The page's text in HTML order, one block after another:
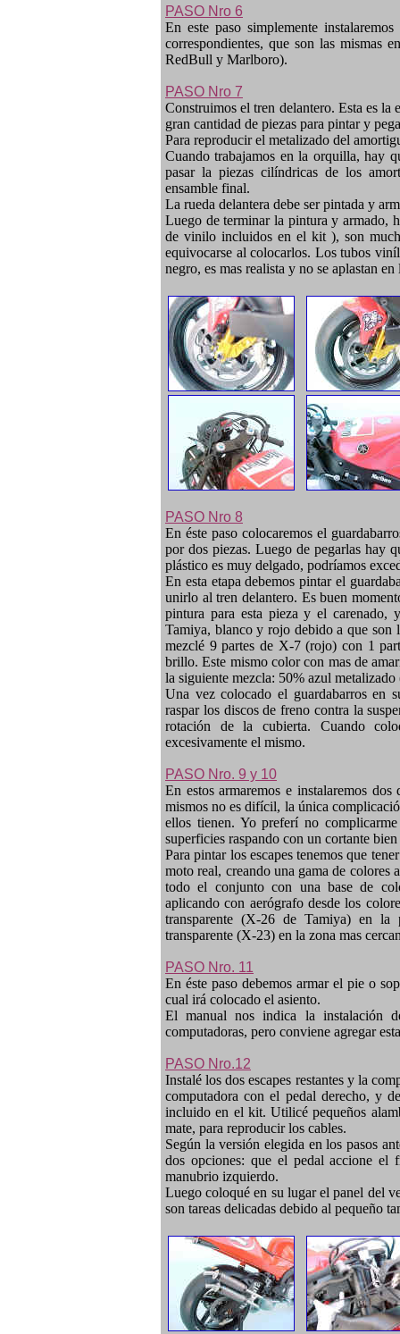
PASO Nro 6
En este paso simplemente
correspondientes, que son las mismas
RedBull y Marlboro).
PASO Nro 7
Construimos el tren delantero. Esta es
gran cantidad de piezas para pintar y
Para reproducir el metalizado del
Cuando trabajamos en la orquilla, hay
pasar la piezas cilíndricas de los
ensamble final.
La rueda delantera debe ser pintada y
Luego de terminar la pintura y armado,
de vinilo incluidos en el kit ), son
equivocarse al colocarlos. Los tubos
negro, es mas realista y no se aplastan en
PASO Nro 8
En éste paso colocaremos el
por dos piezas. Luego de pegarlas hay
plástico es muy delgado, podríamos
En esta etapa debemos pintar el
unirlo al tren delantero. Es buen
pintura para esta pieza y el carenado,
Tamiya, blanco y rojo debido a que son
mezclé 9 partes de X-7 (rojo) con 1
brillo. Este mismo color con mas de
la siguiente mezcla: 50% azul
Una vez colocado el guardabarros en
raspar los discos de freno contra la
rotación de la cubierta. Cuando
excesivamente el mismo.
PASO Nro. 9 y 10
En estos armaremos e instalaremos
mismos no es difícil, la única
ellos tienen. Yo preferí no
superficies raspando con un cortante
Para pintar los escapes tenemos que
moto real, creando una gama de colores
todo el conjunto con una base de
aplicando con aerógrafo desde los
transparente (X-26 de Tamiya) en
transparente (X-23) en la zona mas
PASO Nro. 11
En éste paso debemos armar el pie o
cual irá colocado el asiento.
El manual nos indica la instalación
computadoras, pero conviene agregar
PASO Nro.12
Instalé los dos escapes restantes y la
computadora con el pedal derecho, y
incluido en el kit. Utilicé pequeños
mate, para reproducir los cables.
Según la versión elegida en los pasos
dos opciones: que el pedal accione el
manubrio izquierdo.
Luego coloqué en su lugar el panel del
son tareas delicadas debido al pequeño